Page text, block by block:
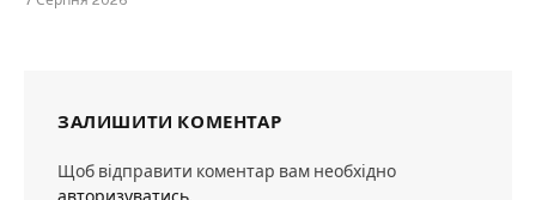
ЗАЛИШИТИ КОМЕНТАР
Щоб відправити коментар вам необхідно